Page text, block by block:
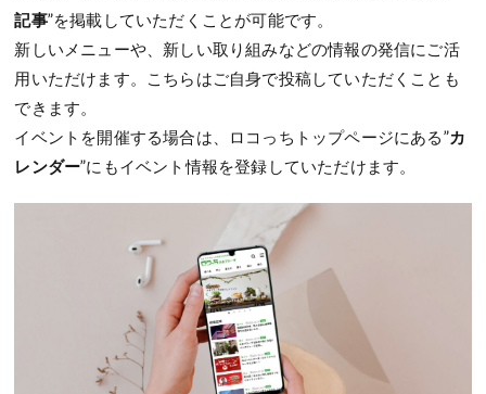
記事”を掲載していただくことが可能です。
新しいメニューや、新しい取り組みなどの情報の発信にご活
用いただけます。こちらはご自身で投稿していただくことも
できます。
イベントを開催する場合は、ロコっちトップページにある”カ
レンダー”にもイベント情報を登録していただけます。